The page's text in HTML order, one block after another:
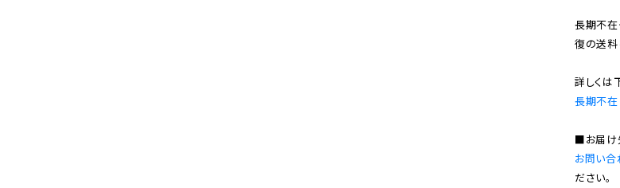
長期不
復の送料
長期不在
お問い合
ださい。